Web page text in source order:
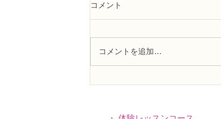
ケットアレンジ」
コメント
コメントを追加…